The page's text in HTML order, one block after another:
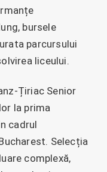
bursele
parcursului
liceului.
Țiriac Senior
la prima
cadrul
Selecția
complexă,